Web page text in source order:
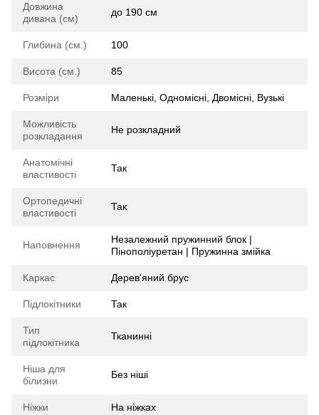
Довжина
дивана (см)
до 190 см
Глибина (см.) 100
Висота (см.) 85
Розміри Маленькі, Одномісні, Двомісні, Вузькі
Можливість
розкладання
Не розкладний
Анатомічні
властивості
Так
Ортопедичні
властивості
Так
Наповнення
Незалежний пружинний блок |
Пінополіуретан | Пружинна змійка
Каркас Дерев'яний брус
Підлокітники Так
Тип
підлокітника
Тканинні
Ніша для
білизни
Без ніші
Ніжки На ніжках